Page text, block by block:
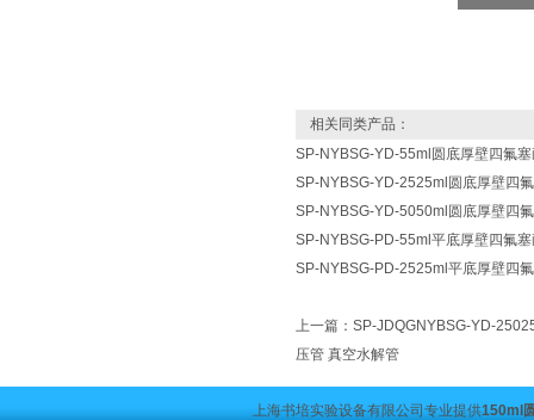
相关同类产品：
SP-NYBSG-YD-55ml圆底厚壁四氟
SP-NYBSG-YD-2525ml圆底厚壁四
SP-NYBSG-YD-5050ml圆底厚壁四
SP-NYBSG-PD-55ml平底厚壁四氟
SP-NYBSG-PD-2525ml平底厚壁四
上一篇： SP-JDQGNYBSG-YD-
压管 真空水解管
上海书培实验设备有限公司专业提供150ml